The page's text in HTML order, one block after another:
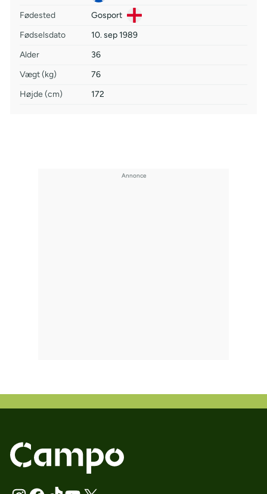
Fødested
Gosport
Fødselsdato
10. sep 1989
Alder
36
Vægt (kg)
76
Højde (cm)
172